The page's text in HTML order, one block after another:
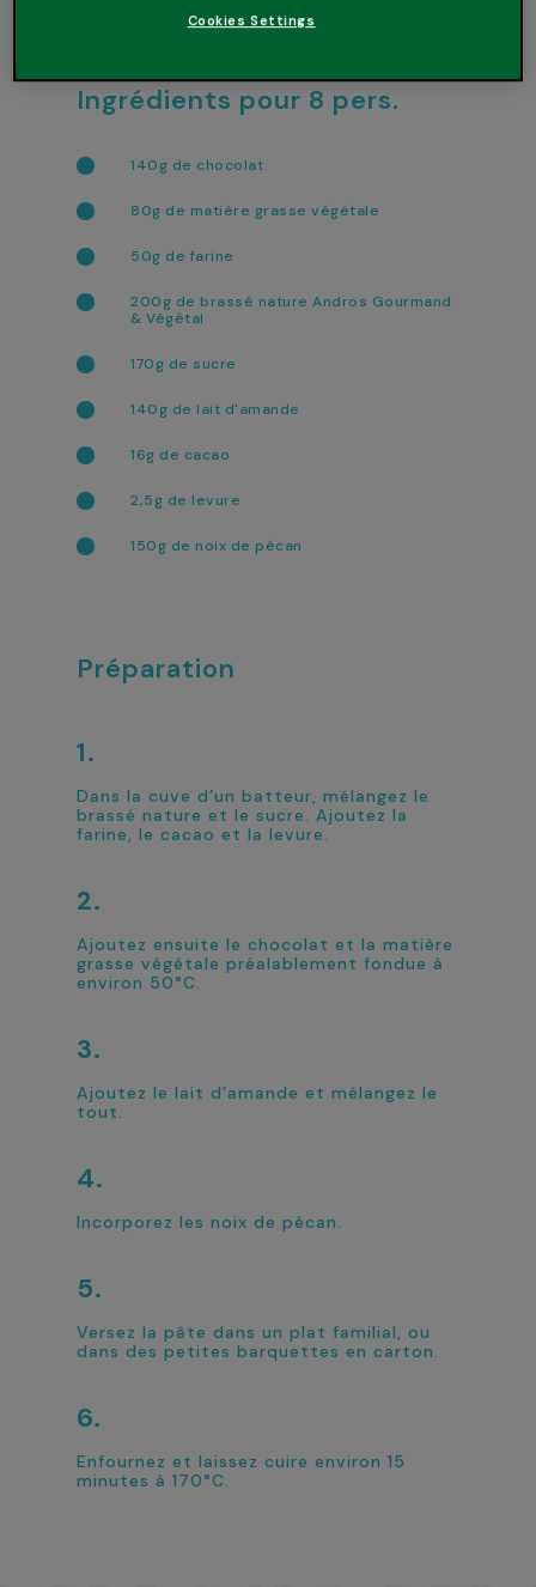
Brassé nature
Ingrédients pour 8 pers.
140g de chocolat
80g de matière grasse végétale
50g de farine
200g de brassé nature Andros Gourmand
& Végétal
170g de sucre
140g de lait d'amande
16g de cacao
2,5g de levure
150g de noix de pécan
Préparation
Dans la cuve d’un batteur, mélangez le
brassé nature et le sucre. Ajoutez la
farine, le cacao et la levure.
Ajoutez ensuite le chocolat et la matière
grasse végétale préalablement fondue à
environ 50°C.
Ajoutez le lait d’amande et mélangez le
tout.
Incorporez les noix de pécan.
Versez la pâte dans un plat familial, ou
dans des petites barquettes en carton.
Enfournez et laissez cuire environ 15
minutes à 170°C.
Cookies Settings